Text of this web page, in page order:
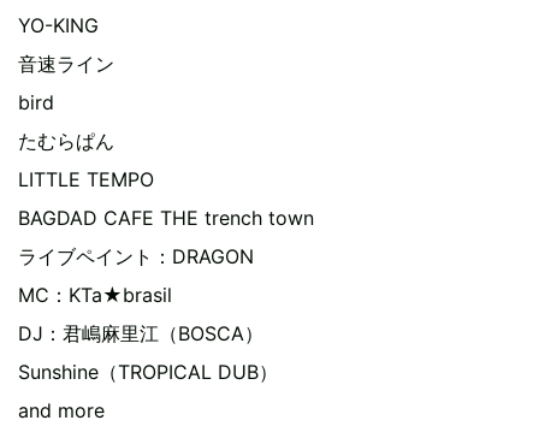
YO-KING
音速ライン
bird
たむらぱん
LITTLE TEMPO
BAGDAD CAFE THE trench town
ライブペイント：DRAGON
MC：KTa★brasil
DJ：君嶋麻里江（BOSCA）
Sunshine（TROPICAL DUB）
and more